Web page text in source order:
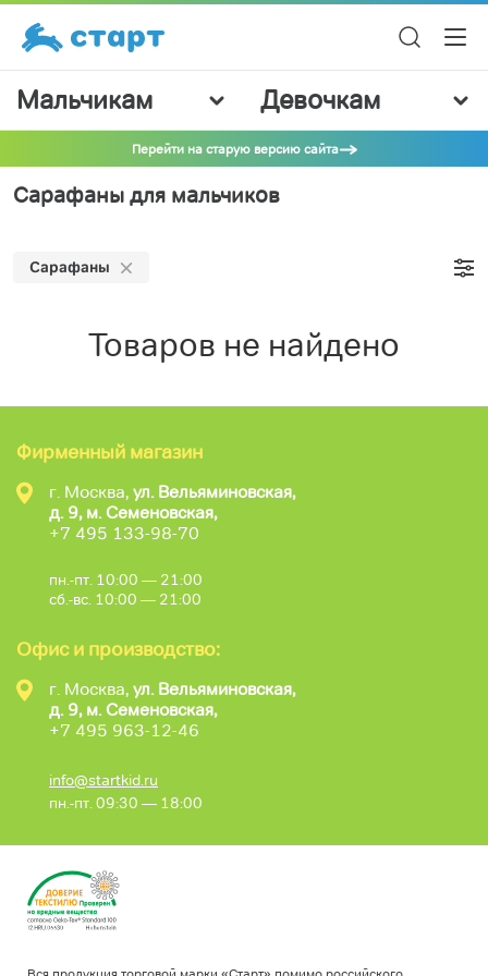
Мальчикам Девочкам
Перейти на старую версию сайта
Сарафаны для мальчиков
Сарафаны
Товаров не найдено
Фирменный магазин
г. Москва, ул. Вельяминовская,
д. 9, м. Семеновская,
+7 495 133-98-70
пн.-пт. 10:00 — 21:00
сб.-вс. 10:00 — 21:00
Офис и производство:
г. Москва, ул. Вельяминовская,
д. 9, м. Семеновская,
+7 495 963-12-46
info@startkid.ru
пн.-пт. 09:30 — 18:00